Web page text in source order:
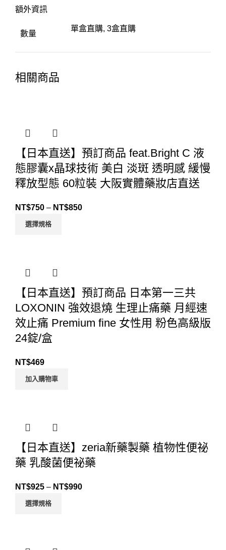
額外資訊
數量
單盒直購, 3盒直購
相關商品
【日本直送】預訂商品 feat.Bright C 液
態膠囊x晶球技術 美白 淡斑 透明感 緩慢
釋放型態 60粒裝 大阪實體藥妝店直送
NT$750 – NT$850
選擇規格
【日本直送】預訂商品 日本第一三共
LOXONIN 強效退燒 生理止痛藥 月經速
效止痛 Premium fine 女性用 粉色高級版
24錠/盒
NT$469
加入購物車
【日本直送】zeria新藥製藥 植物性便祕
藥 乳酸菌便祕藥
NT$925 – NT$990
選擇規格